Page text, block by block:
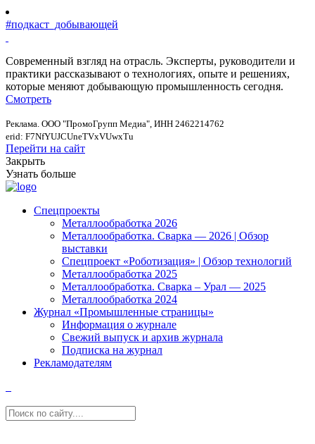
#подкаст_добывающей
Современный взгляд на отрасль. Эксперты, руководители и
практики рассказывают о технологиях, опыте и решениях,
которые меняют добывающую промышленность сегодня.
Смотреть
Реклама. ООО "ПромоГрупп Медиа", ИНН 2462214762
erid: F7NfYUJCUneTVxVUwxTu
Перейти на сайт
Закрыть
Узнать больше
Спецпроекты
Металлообработка 2026
Металлообработка. Сварка — 2026 | Обзор
выставки
Спецпроект «Роботизация» | Обзор технологий
Металлообработка 2025
Металлообработка. Сварка – Урал — 2025
Металлообработка 2024
Журнал «Промышленные страницы»
Информация о журнале
Свежий выпуск и архив журнала
Подписка на журнал
Рекламодателям